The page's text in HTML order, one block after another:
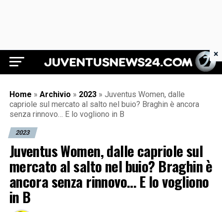
Juventus News 24
Home » Archivio » 2023 » Juventus Women, dalle
capriole sul mercato al salto nel buio? Braghin è ancora
senza rinnovo… E lo vogliono in B
2023
Juventus Women, dalle capriole sul
mercato al salto nel buio? Braghin è
ancora senza rinnovo… E lo vogliono
in B
×